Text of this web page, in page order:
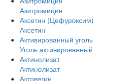
Азитромицин
Аксетин (Цефуроксим)
Аксетин
Активированный уголь
Уголь активированный
Актинолизат
Актинолизат
Актовегин